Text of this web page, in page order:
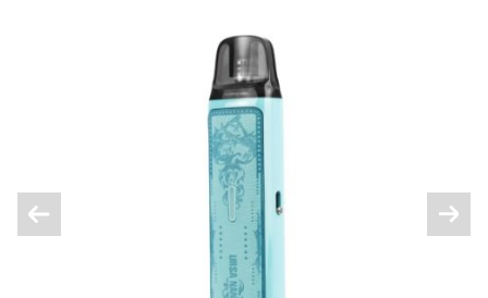
Wyrażam zgodę na przetwarzanie moich danych
osobowych zgodnie z przepisami o ochronie danych
osobowych w związku z udzieleniem odpowiedzi na